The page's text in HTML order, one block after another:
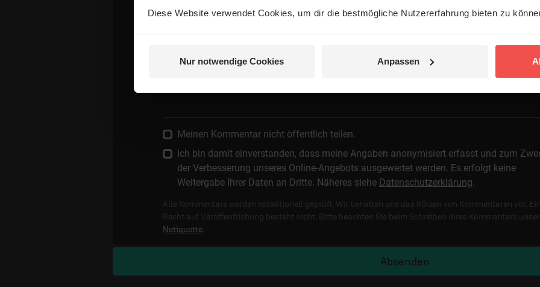
Diese Website verwendet Cookies, um dir die bestmögliche Nutzererfahrung bieten zu
Nur notwendige Cookies Anpassen
Meinen Kommentar nicht öffentlich teilen.
Ich bin damit einverstanden, dass meine Angaben anonymisiert erfasst und zum
der Verbesserung unseres Online-Angebots ausgewertet werden. Es erfolgt keine
Weitergabe Ihrer Daten an Dritte. Näheres siehe Datenschutzerklärung.
Alle Kommentare werden redaktionell geprüft. Wir behalten uns das Kürzen von Kommentaren vor. Ein
Recht auf Veröffentlichung besteht nicht. Bitte beachten Sie beim Schreiben Ihres Kommentars
Netiquette.
Absenden